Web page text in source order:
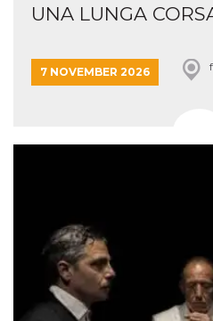
UNA LUNGA
7 NOVEMBER 2026